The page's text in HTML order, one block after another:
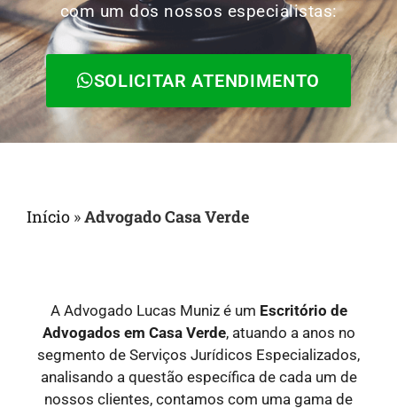
com um dos nossos especialistas:
SOLICITAR ATENDIMENTO
Início »Advogado Casa Verde
A Advogado Lucas Muniz é um Escritório de
Advogados em Casa Verde, atuando a anos no
segmento de Serviços Jurídicos Especializados,
analisando a questão específica de cada um de
nossos clientes, contamos com uma gama de